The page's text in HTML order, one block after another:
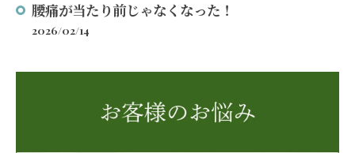
腰痛が当たり前じゃなくなった！
2026/02/14